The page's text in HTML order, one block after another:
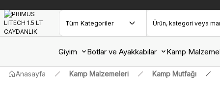
Giyim Botlar ve Ayakkabılar Kamp
Anasayfa Kamp Malzemeleri Kamp Mutfağı